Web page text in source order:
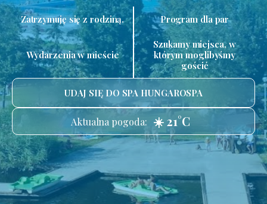
Zatrzymuję się z rodziną. Program dla par
Wydarzenia w mieście
Szukamy miejsca, w
którym moglibyśmy
gościć
UDAJ SIĘ DO SPA HUNGAROSPA
Aktualna pogoda: ☀️ 21°C